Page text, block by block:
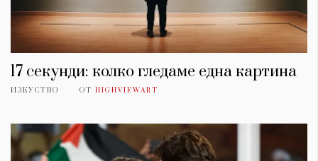
17 секунди: колко гледаме една картина
ИЗКУСТВО ОТ HIGHVIEWART